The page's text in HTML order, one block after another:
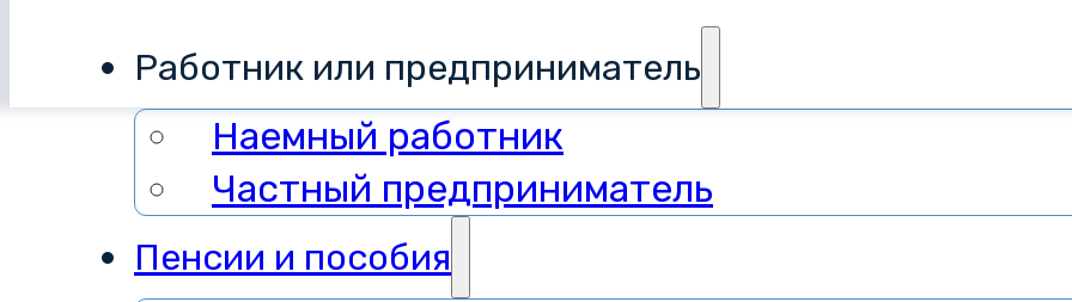
Работник или предприниматель
Наемный работник
Частный предприниматель
Пенсии и пособия